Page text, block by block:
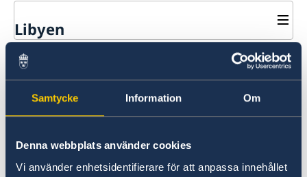
Samtycke Information Om
Denna webbplats använder cookies
Vi använder enhetsidentifierare för att anpassa innehållet
Libyen
Rösta i Libyen
Hjälp till svenskar i Libyen
Pass utomlands
Hjälp kring medborgarskap
Reseinformation
Ambassadens reseinformation
Allmänna säkerhetsläget
Terrorism
Hjälp till svenskar i Libyen
Generella frågor om hjälp
Frågor och svar om hjälp